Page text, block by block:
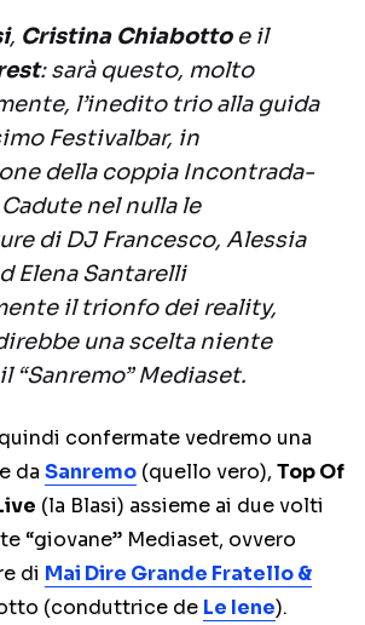
, Cristina Chiabottoe il
: sarà questo, molto
l’inedito trio alla guida
Festivalbar, in
della coppia Incontrada-
nel nulla le
di DJ Francesco, Alessia
Elena Santarelli
il trionfo dei reality,
una scelta niente
“Sanremo” Mediaset.
confermate vedremo una
da Sanremo (quello vero), Top Of
(la Blasi) assieme ai due volti
“giovane” Mediaset, ovvero
di Mai Dire Grande Fratello &
(conduttrice de Le Iene).